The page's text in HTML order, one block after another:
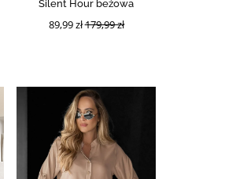
Silent Hour beżowa
89,99 zł179,99 zł